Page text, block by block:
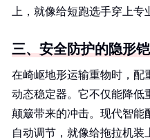
上，就像给短跑选手穿上专
三、安全防护的隐形
在崎岖地形运输重物时，配
动态稳定器。它不仅能降低
颠簸带来的冲击。现代智能
自动调节，就像给拖拉机装